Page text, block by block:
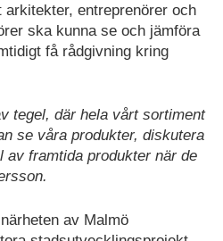
entreprenörer och
ska kunna se och jämföra
få rådgivning kring
tegel, där hela vårt sortiment
se våra produkter, diskutera
av framtida produkter när de
av Malmö